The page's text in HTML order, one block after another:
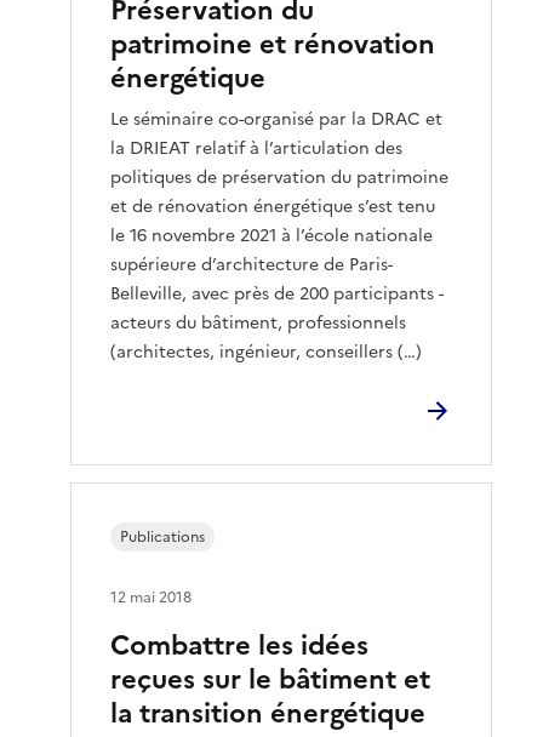
Préservation du
patrimoine et rénovation
énergétique
Le séminaire co-organisé par la DRAC et
la DRIEAT relatif à l’articulation des
politiques de préservation du patrimoine
et de rénovation énergétique s’est tenu
le 16 novembre 2021 à l’école nationale
supérieure d’architecture de Paris-
Belleville, avec près de 200 participants -
acteurs du bâtiment, professionnels
(architectes, ingénieur, conseillers (…)
Combattre les idées
reçues sur le bâtiment et
la transition énergétique
Publications
12 mai 2018